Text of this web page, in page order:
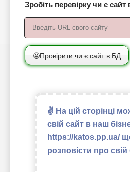
Зробіть перевірку чи є
😬Провірити чи є сайт в БД
✌ На цій сторінці
свій сайт в наш
https://katos.pp.ua/
розповісти про свій